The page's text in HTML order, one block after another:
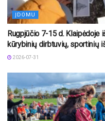
ĮDOMU
Rugpjūčio 7-15 d. Klaipėdoje
kūrybinių dirbtuvių, sportinių
2026-07-31